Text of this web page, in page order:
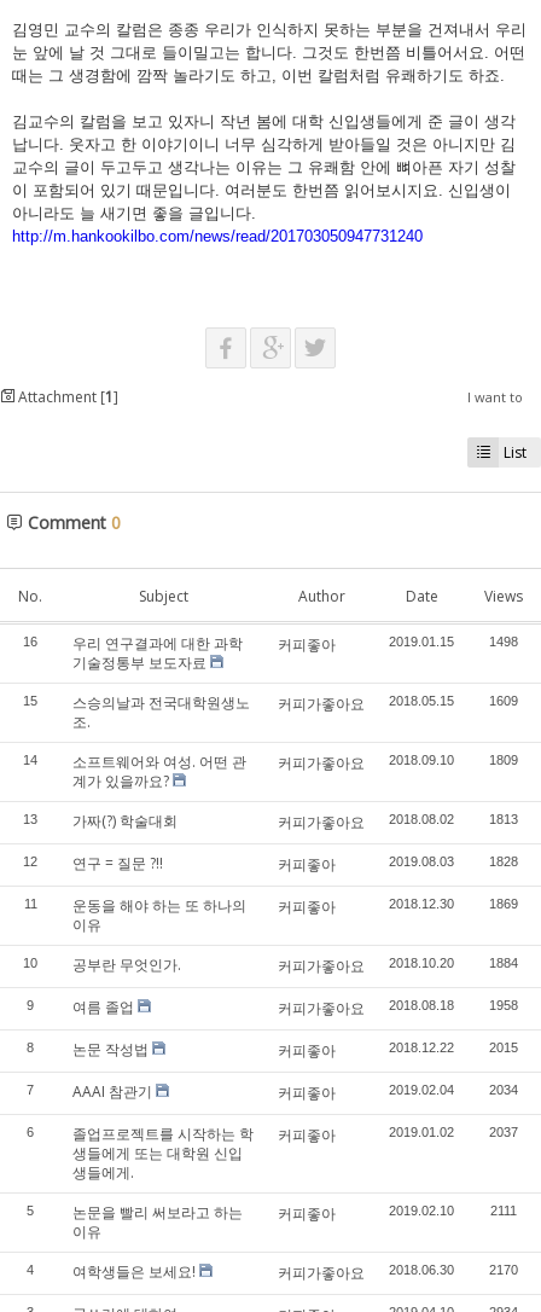
김영민 교수의 칼럼은 종종 우리가 인식하지 못하는 부분을 건져내서 우리
눈 앞에 날 것 그대로 들이밀고는 합니다. 그것도 한번쯤 비틀어서요. 어떤
때는 그 생경함에 깜짝 놀라기도 하고, 이번 칼럼처럼 유쾌하기도 하죠.
김교수의 칼럼을 보고 있자니 작년 봄에 대학 신입생들에게 준 글이 생각
납니다. 웃자고 한 이야기이니 너무 심각하게 받아들일 것은 아니지만 김
교수의 글이 두고두고 생각나는 이유는 그 유쾌함 안에 뼈아픈 자기 성찰
이 포함되어 있기 때문입니다. 여러분도 한번쯤 읽어보시지요. 신입생이
아니라도 늘 새기면 좋을 글입니다.
http://m.hankookilbo.com/news/read/201703050947731240
Attachment [1] I want to
List
Comment 0
No. Subject Author Date Views
16
우리 연구결과에 대한 과학
기술정통부 보도자료
커피좋아 2019.01.15 1498
15
스승의날과 전국대학원생노
조.
커피가좋아요 2018.05.15 1609
14
소프트웨어와 여성. 어떤 관
계가 있을까요?
커피가좋아요 2018.09.10 1809
13 가짜(?) 학술대회 커피가좋아요 2018.08.02 1813
12 연구 = 질문 ?!! 커피좋아 2019.08.03 1828
11
운동을 해야 하는 또 하나의
이유
커피좋아 2018.12.30 1869
10 공부란 무엇인가. 커피가좋아요 2018.10.20 1884
9 여름 졸업 커피가좋아요 2018.08.18 1958
8 논문 작성법 커피좋아 2018.12.22 2015
7 AAAI 참관기 커피좋아 2019.02.04 2034
6
졸업프로젝트를 시작하는 학
생들에게 또는 대학원 신입
생들에게.
커피좋아 2019.01.02 2037
5
논문을 빨리 써보라고 하는
이유
커피좋아 2019.02.10 2111
4 여학생들은 보세요! 커피가좋아요 2018.06.30 2170